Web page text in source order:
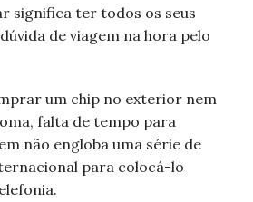
significa ter todos os seus
de viagem na hora pelo
um chip no exterior nem
falta de tempo para
não engloba uma série de
para colocá-lo